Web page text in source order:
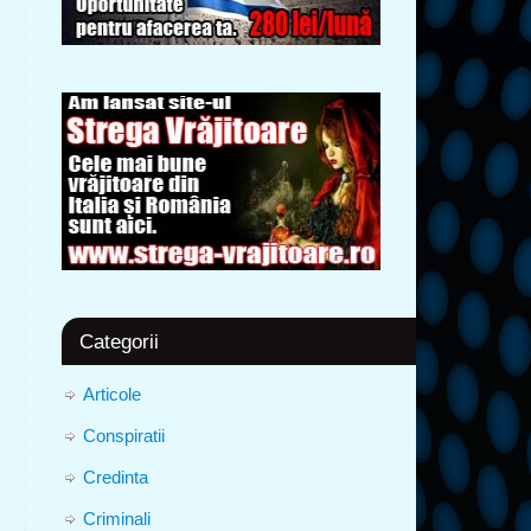
Categorii
Articole
Conspiratii
Credinta
Criminali